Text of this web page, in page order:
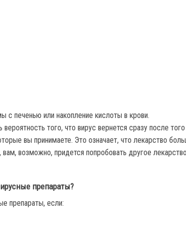
с печенью или накопление кислоты в крови.
того, что вирус вернется сразу после
вы принимаете. Это означает, что лекарство
возможно, придется попробовать другое
препараты?
препараты, если: